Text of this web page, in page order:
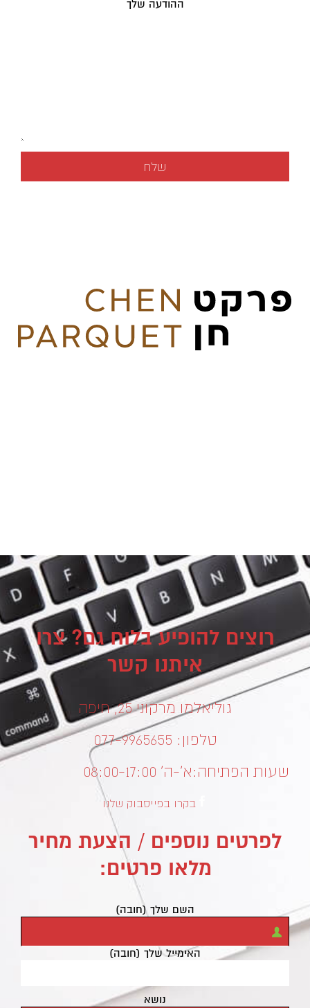
ההודעה שלך
רוצים להופיע בלוח גם? צרו
איתנו קשר
גוליאלמו מרקוני 25, חיפה
טלפון: 077-9965655
שעות הפתיחה:א’-ה’ 08:00-17:00
בקרו בפייסבוק שלנו
לפרטים נוספים / הצעת מחיר
מלאו פרטים:
השם שלך (חובה)
האימייל שלך (חובה)
נושא